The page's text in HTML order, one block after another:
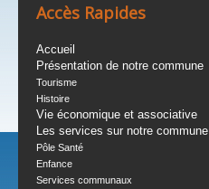
Accès Rapides
Accueil
Présentation de notre commune
Tourisme
Histoire
Vie économique et associative
Les services sur notre commune
Pôle Santé
Enfance
Services communaux